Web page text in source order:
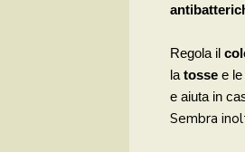
Regola il
la tosse e
e aiuta in
Sembra